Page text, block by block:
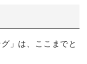
」は、ここまでと